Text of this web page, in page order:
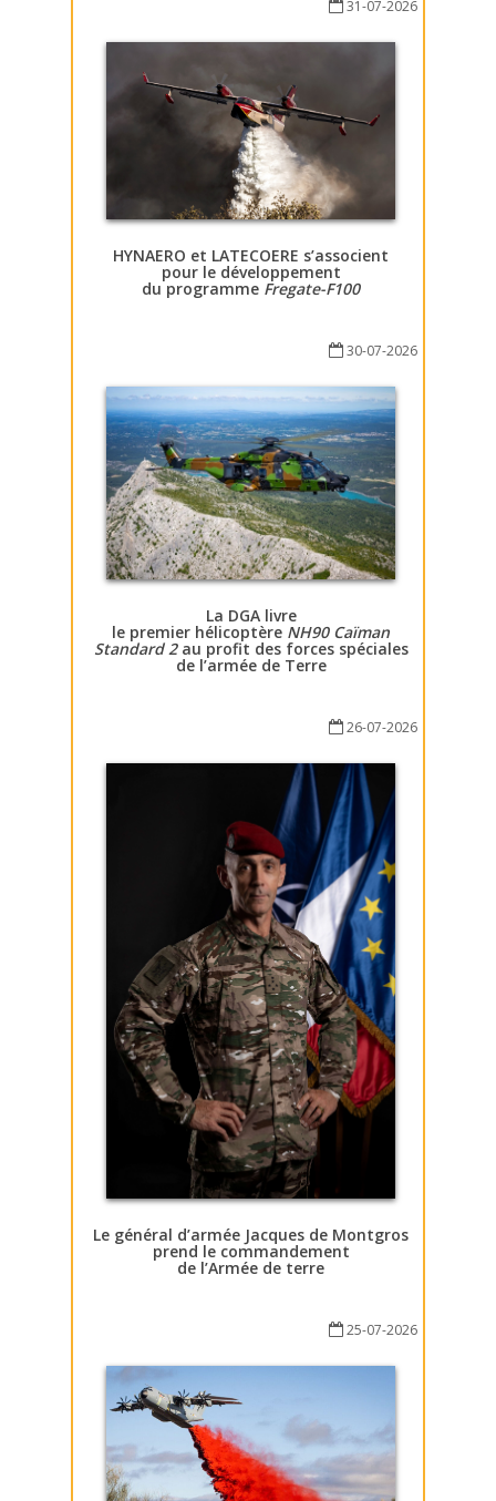
31-07-2026
HYNAERO et LATECOERE s’associent
pour le développement
du programme Fregate-F100
30-07-2026
La DGA livre
le premier hélicoptère NH90 Caïman
Standard 2au profit des forces spéciales
de l’armée de Terre
26-07-2026
Le général d’armée Jacques de Montgros
prend le commandement
de l’Armée de terre
25-07-2026